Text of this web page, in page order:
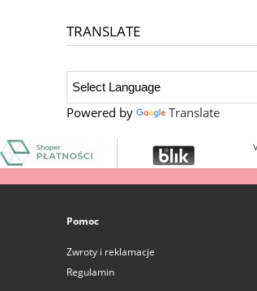
TRANSLATE
Powered by Translate
Pomoc
Zwroty i reklamacje
Regulamin